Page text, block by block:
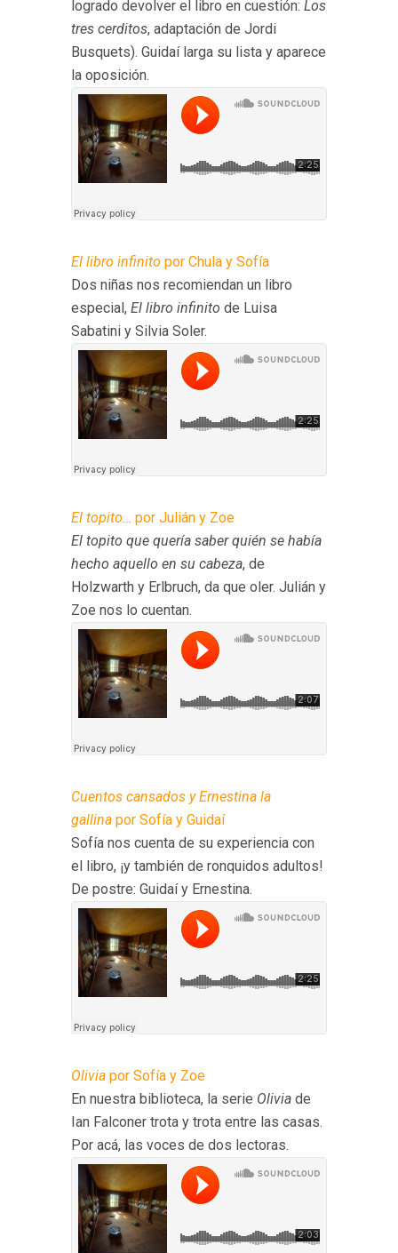
logrado devolver el libro en cuestión: Los
tres cerditos, adaptación de Jordi
Busquets). Guidaí larga su lista y aparece
la oposición.
El libro infinito por Chula y Sofía
Dos niñas nos recomiendan un libro
especial, El libro infinito de Luisa
Sabatini y Silvia Soler.
El topito… por Julián y Zoe
El topito que quería saber quién se había
hecho aquello en su cabeza, de
Holzwarth y Erlbruch, da que oler. Julián y
Zoe nos lo cuentan.
Cuentos cansados y Ernestina la
gallina por Sofía y Guidaí
Sofía nos cuenta de su experiencia con
el libro, ¡y también de ronquidos adultos!
De postre: Guidaí y Ernestina.
Olivia por Sofía y Zoe
En nuestra biblioteca, la serie Olivia de
Ian Falconer trota y trota entre las casas.
Por acá, las voces de dos lectoras.